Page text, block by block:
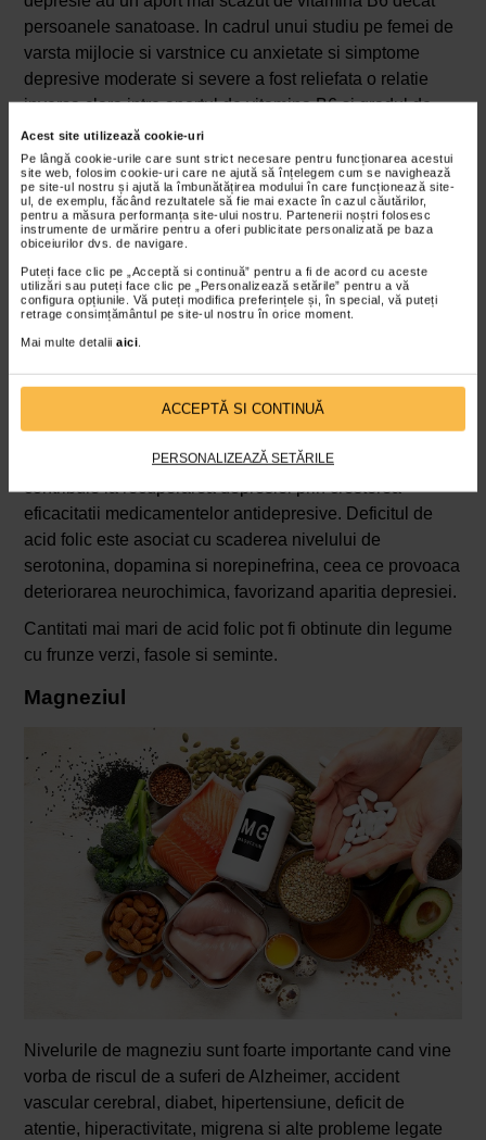
Acest site utilizează cookie-uri
Pe lângă cookie-urile care sunt strict necesare pentru funcționarea acestui
site web, folosim cookie-uri care ne ajută să înțelegem cum se navighează
pe site-ul nostru și ajută la îmbunătățirea modului în care funcționează site-
ul, de exemplu, făcând rezultatele să fie mai exacte în cazul căutărilor,
pentru a măsura performanța site-ului nostru. Partenerii noștri folosesc
instrumente de urmărire pentru a oferi publicitate personalizată pe baza
obiceiurilor dvs. de navigare.
Puteți face clic pe „Acceptă si continuă” pentru a fi de acord cu aceste
utilizări sau puteți face clic pe „Personalizează setările” pentru a vă
configura opțiunile. Vă puteți modifica preferințele și, în special, vă puteți
retrage consimțământul pe site-ul nostru în orice moment.
Mai multe detalii aici
ACCEPTĂ SI CONTINUĂ
PERSONALIZEAZĂ SETĂRILE
persoanele sanatoase. In cadrul unui studiu pe femei de
varsta mijlocie si varstnice cu anxietate si simptome
depresive moderate si severe a fost reliefata o relatie
inversa clara intre aportul de vitamina B6 si gradul de
severitate a simptomatolgiei.
Surse foarte bune de vitamina B6 includ carnea de pui si
curcan, somon si ton, vita si porc, orezul brun, ovazul,
painea din grau integral, cartofii, spanacul, avocado,
bananele, prunele uscate, semintele de floarea-soarelui
si arahidele.
Acidul folic
observate in cazul deficientei de vitamina B9, mai
cunoscuta drept acid folic. Se stie ca acidul folic este
implicat in sinteza neurotransmitatorilor serotonina,
dopamina, epinefrina si monoamina si, ca atare,
contribuie la recuperarea depresiei prin cresterea
eficacitatii medicamentelor antidepresive. Deficitul de
acid folic este asociat cu scaderea nivelului de
serotonina, dopamina si norepinefrina, ceea ce provoaca
deteriorarea neurochimica, favorizand aparitia depresiei.
Cantitati mai mari de acid folic pot fi obtinute din legume
cu frunze verzi, fasole si seminte.
Magneziul
Nivelurile de magneziu sunt foarte importante cand vine
vorba de riscul de a suferi de Alzheimer, accident
vascular cerebral, diabet, hipertensiune, deficit de
atentie, hiperactivitate, migrena si alte probleme legate